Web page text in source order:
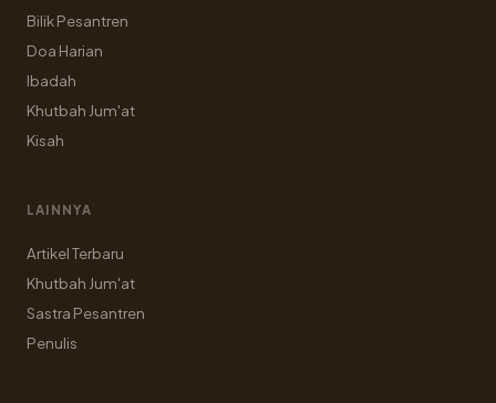
Bilik Pesantren
Doa Harian
Ibadah
Khutbah Jum'at
Kisah
LAINNYA
Artikel Terbaru
Khutbah Jum'at
Sastra Pesantren
Penulis